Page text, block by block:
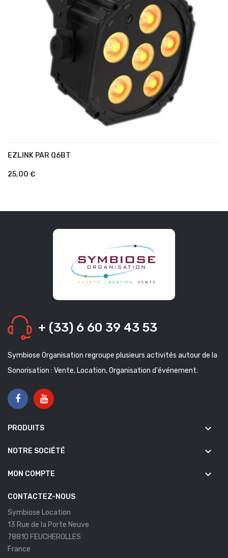
EZLINK PAR Q6BT
25,00 €
+ (33) 6 60 39 43 53
Symbiose Organisation regroupe plusieurs activités autour de la
Sonorisation : Vente, Location, Organisation d'événement.
PRODUITS keyboard_arrow_down
NOTRE SOCIÉTÉ keyboard_arrow_down
MON COMPTE keyboard_arrow_down
CONTACTEZ-NOUS
Symbiose Location
13 Rue de la Porte Neuve
78810 FEUCHEROLLES
France